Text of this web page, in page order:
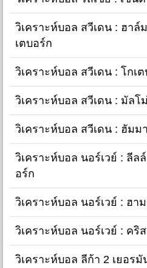
วิเคราะห์บอล สวีเดน : ฮาล์
เตบอร์ก
วิเคราะห์บอล สวีเดน : โกเ
วิเคราะห์บอล สวีเดน : มัลโ
วิเคราะห์บอล สวีเดน : ฮัมม
วิเคราะห์บอล นอร์เวย์ : ลีล
อร์ก
วิเคราะห์บอล นอร์เวย์ : ฮา
วิเคราะห์บอล นอร์เวย์ : คริ
วิเคราะห์บอล ลีก้า 2 เยอร